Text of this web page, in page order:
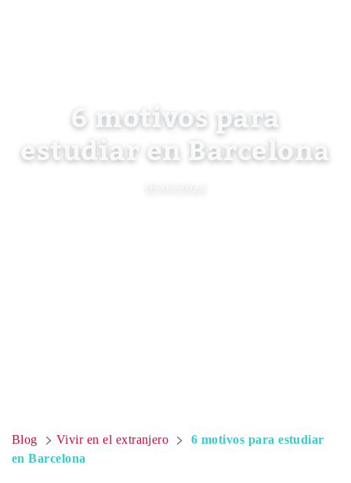
6 motivos para
estudiar en Barcelona
Blog Vivir en el extranjero
6 motivos para estudiar
en Barcelona